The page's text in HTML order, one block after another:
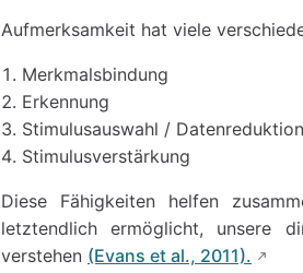
Aufmerksamkeit hat viele
Merkmalsbindung
Erkennung
Stimulusauswahl / Datenreduktion
Stimulusverstärkung
Diese Fähigkeiten helfen
letztendlich ermöglicht, unsere
verstehen (Evans et al., 2011).